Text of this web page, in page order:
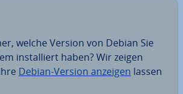
welche Version von Debian Sie
in­stal­liert haben? Wir zeigen
Debian-Version anzeigen lassen